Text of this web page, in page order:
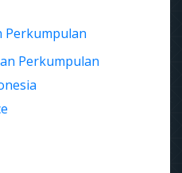
Perkumpulan
Perkumpulan